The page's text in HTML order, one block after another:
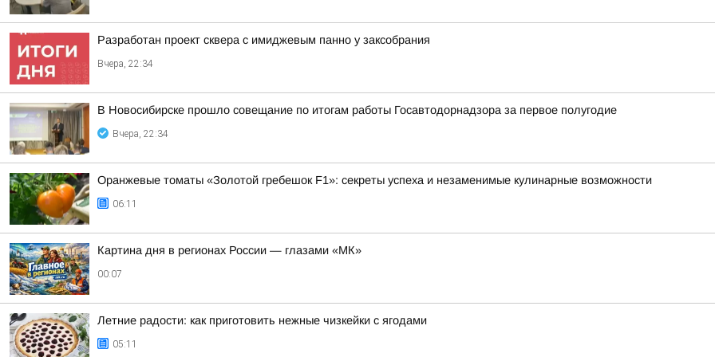
Разработан проект сквера с имиджевым панно у заксобрания
Вчера, 22:34
В Новосибирске прошло совещание по итогам работы Госавтодорнадзора за первое полугодие
Вчера, 22:34
Оранжевые томаты «Золотой гребешок F1»: секреты успеха и незаменимые кулинарные возможности
06:11
Картина дня в регионах России — глазами «МК»
00:07
Летние радости: как приготовить нежные чизкейки с ягодами
05:11